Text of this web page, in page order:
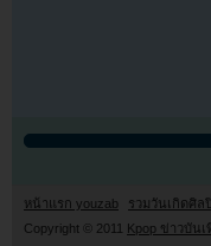
หน้าแรก youzab รวมวันเกิดศิล
Copyright © 2011 Kpop ข่าวบัน